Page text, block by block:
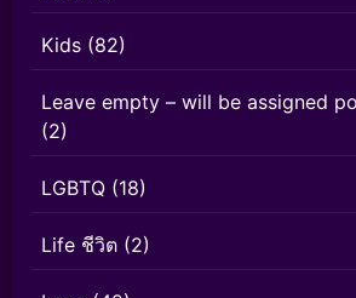
Kids (82)
Leave empty – will be assigned
(2)
LGBTQ (18)
Life ชีวิต (2)